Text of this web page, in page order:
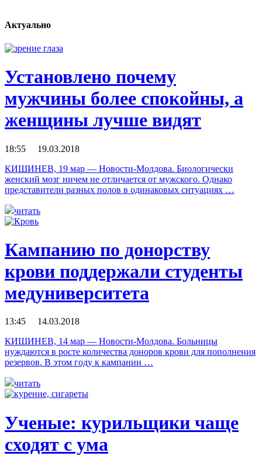
Актуально
Установлено почему
мужчины более спокойны, а
женщины лучше видят
18:55 19.03.2018
КИШИНЕВ, 19 мар — Новости-Молдова. Биологически
женский мозг ничем не отличается от мужского. Однако
представители разных полов в одинаковых ситуациях …
читать
Кампанию по донорству
крови поддержали студенты
медуниверситета
13:45 14.03.2018
КИШИНЕВ, 14 мар — Новости-Молдова. Больницы
нуждаются в росте количества доноров крови для пополнения
резервов. В этом году к кампании …
читать
Ученые: курильщики чаще
сходят с ума